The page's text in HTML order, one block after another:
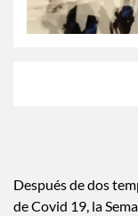
Después de dos
de Covid 19, la